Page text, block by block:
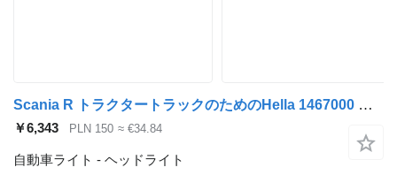
Scania R トラクタートラックのためのHella 1467000 ヘッドライト
￥6,343 PLN 150 ≈ €34.84
自動車ライト - ヘッドライト